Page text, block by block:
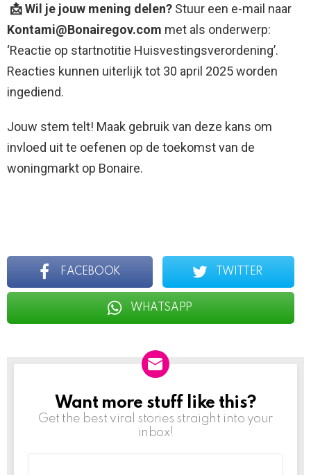
📩Wil je jouw mening delen? Stuur een e-mail naar
Kontami@Bonairegov.com met als onderwerp:
‘Reactie op startnotitie Huisvestingsverordening’.
Reacties kunnen uiterlijk tot 30 april 2025 worden
ingediend.
Jouw stem telt! Maak gebruik van deze kans om
invloed uit te oefenen op de toekomst van de
woningmarkt op Bonaire.
FACEBOOK TWITTER
WHATSAPP
NEWSLETTER
Want more stuff like this?
Get the best viral stories straight into your
inbox!